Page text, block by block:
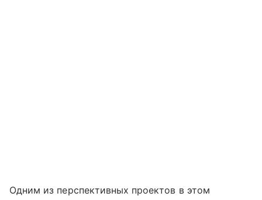
Одним из перспективных проектов в этом